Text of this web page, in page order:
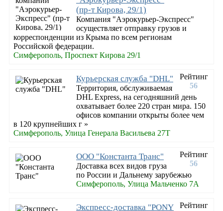
(пр-т Кирова, 29/1)
Компания "Аэрокурьер-Экспресс"
осуществляет отправку грузов и
корреспонденции из Крыма по всем регионам
Российской федерации.
Симферополь, Проспект Кирова 29/1
Рейтинг
56
Курьерская служба "DHL"
Территория, обслуживаемая
DHL Express, на сегодняшний день
охватывает более 220 стран мира. 150
офисов компании открыты более чем
в 120 крупнейших г »
Симферополь, Улица Генерала Васильева 27Т
Рейтинг
56
OOO "Константа Транс"
Доставка всех видов груза
по России и Дальнему зарубежью
Симферополь, Улица Мальченко 7А
Рейтинг
Экспресс-доставка "PONY